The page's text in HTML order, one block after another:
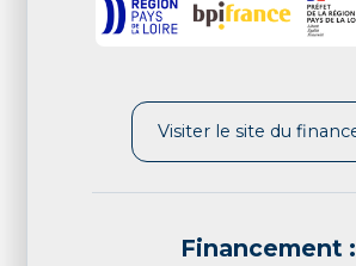
Visiter le site du
Financement :